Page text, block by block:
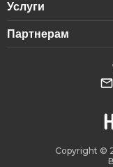
О компании
Публичная
Наши партнеры
Реклама на
Услуги
Для бизнес-
Бронирование
Конференц-залы
Партнерам
Программа для
Copyright ©